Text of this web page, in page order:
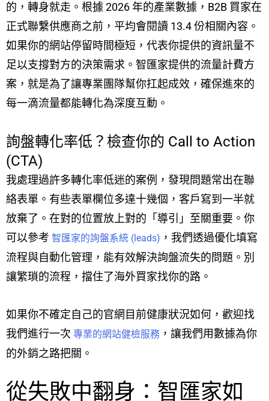
的，轉身就走。根據 2026 年的產業數據，B2B 買家在
正式聯繫供應商之前，平均會閱讀 13.4 份相關內容。
如果你的網站停留時間極短，代表你提供的資訊量不
足以支撐對方的決策需求。智匯家提供的流量計費方
案，就是為了讓專業團隊幫你扛起成效，確保進來的
每一滴流量都能轉化為深度互動。
詢盤轉化率低？檢查你的 Call to Action
(CTA)
我處理過許多轉化率低迷的案例，發現問題常出在聯
絡表單。有些表單欄位多達十幾個，客戶寫到一半就
放棄了。在對的位置放上對的「導引」至關重要。你
可以參考 智匯家的詢盤系統 (leads) ，我們透過優化填寫
流程與自動化管理，能有效解決詢盤流失的問題。別
讓繁瑣的流程，擋住了海外買家找你的路。
如果你不確定自己的官網目前健康狀況如何，歡迎找
我們進行一次 專業的網站健檢服務 ，讓我們用數據為你
的外銷之路把關。
從失敗中翻身：智匯家如